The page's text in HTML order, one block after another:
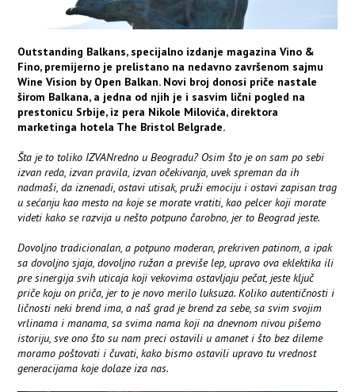
Outstanding Balkans, specijalno izdanje magazina Vino &
Fino, premijerno je prelistano na nedavno završenom sajmu
Wine Vision by Open Balkan. Novi broj donosi priče nastale
širom Balkana, a jedna od njih je i sasvim lični pogled na
prestonicu Srbije, iz pera Nikole Milovića, direktora
marketinga hotela The Bristol Belgrade.
Šta je to toliko IZVANredno u Beogradu? Osim što je on sam po sebi
izvan reda, izvan pravila, izvan očekivanja, uvek spreman da ih
nadmaši, da iznenadi, ostavi utisak, pruži emociju i ostavi zapisan trag
u sećanju kao mesto na koje se morate vratiti, kao pelcer koji morate
videti kako se razvija u nešto potpuno čarobno, jer to Beograd jeste.
Dovoljno tradicionalan, a potpuno moderan, prekriven patinom, a ipak
sa dovoljno sjaja, dovoljno ružan a previše lep, upravo ova eklektika ili
pre sinergija svih uticaja koji vekovima ostavljaju pečat, jeste ključ
priče koju on priča, jer to je novo merilo luksuza. Koliko autentičnosti i
ličnosti neki brend ima, a naš grad je brend za sebe, sa svim svojim
vrlinama i manama, sa svima nama koji na dnevnom nivou pišemo
istoriju, sve ono što su nam preci ostavili u amanet i što bez dileme
moramo poštovati i čuvati, kako bismo ostavili upravo tu vrednost
generacijama koje dolaze iza nas.